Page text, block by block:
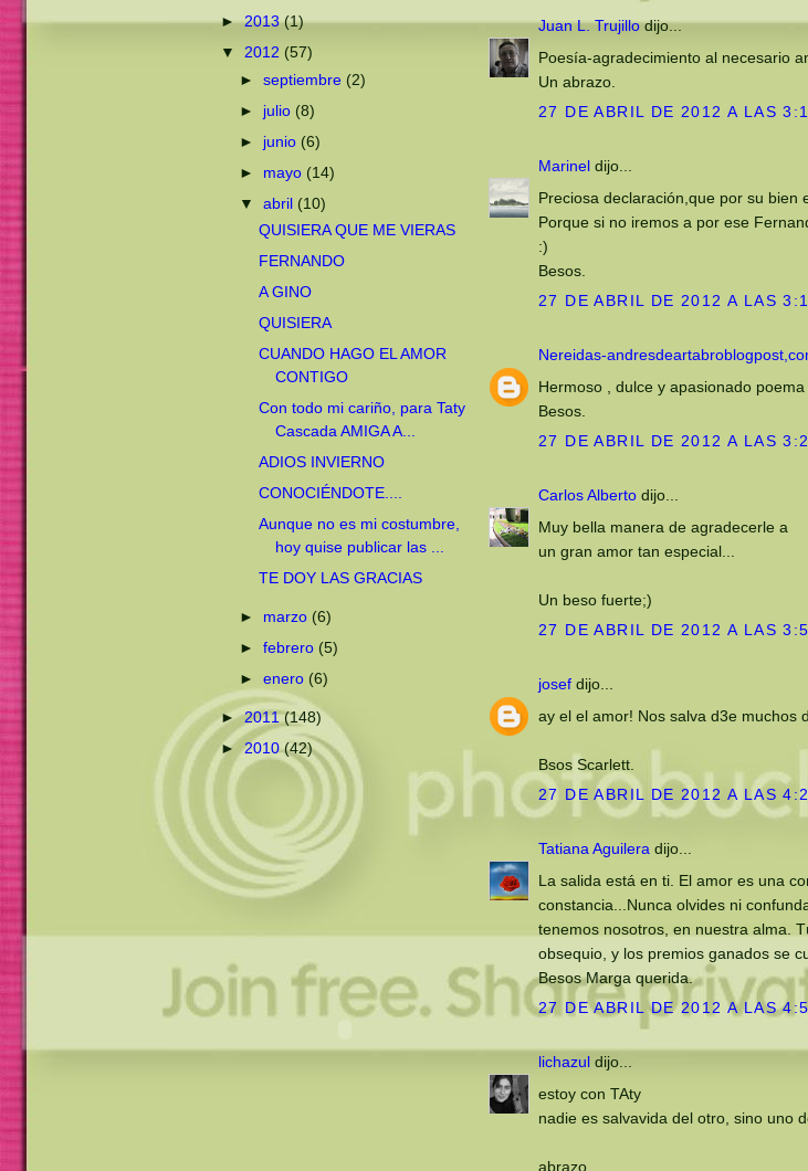
►2013(1)
▼ 2012 (57)
► septiembre (2)
► julio (8)
► junio (6)
► mayo (14)
▼ abril (10)
QUISIERA QUE ME VIERAS
FERNANDO
A GINO
QUISIERA
CUANDO HAGO EL AMOR
CONTIGO
Con todo mi cariño, para Taty
Cascada AMIGA A...
ADIOS INVIERNO
CONOCIÉNDOTE....
Aunque no es mi costumbre,
hoy quise publicar las ...
TE DOY LAS GRACIAS
► marzo (6)
► febrero (5)
► enero (6)
►2011(148)
►2010(42)
Juan L. Trujillodijo...
Poesía-agradecimiento al necesario
Un abrazo.
27 DE ABRIL DE 2012 A LAS
Marinel dijo...
Preciosa declaración,que por su bien
Porque si no iremos a por ese
:)
Besos.
27 DE ABRIL DE 2012 A LAS
Nereidas-
Hermoso , dulce y apasionado
Besos.
27 DE ABRIL DE 2012 A LAS
Carlos Alberto dijo...
Muy bella manera de agradecerle a
un gran amor tan especial...
Un beso fuerte;)
27 DE ABRIL DE 2012 A LAS
josef dijo...
ay el el amor! Nos salva d3e muchos
Bsos Scarlett.
27 DE ABRIL DE 2012 A LAS
Tatiana Aguilera dijo...
La salida está en ti. El amor es una
constancia...Nunca olvides ni
tenemos nosotros, en nuestra alma.
obsequio, y los premios ganados se
Besos Marga querida.
27 DE ABRIL DE 2012 A LAS
lichazul dijo...
estoy con TAty
nadie es salvavida del otro, sino uno
abrazo